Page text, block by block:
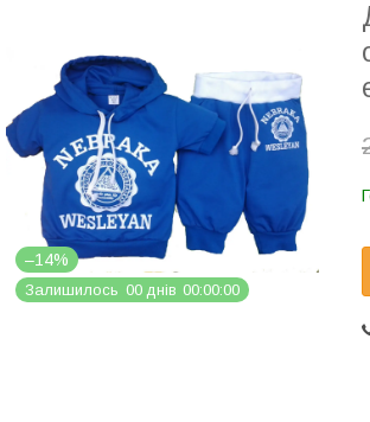
–14%
Залишилось 00 днів 00 00 00